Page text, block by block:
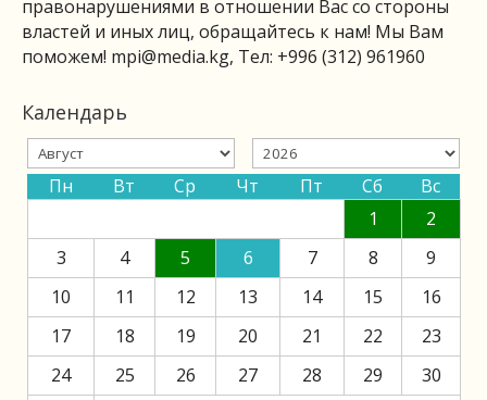
правонарушениями в отношении Вас со стороны
властей и иных лиц, обращайтесь к нам! Мы Вам
поможем! mpi@media.kg, Тел: +996 (312) 961960
Календарь
Пн Вт Ср Чт Пт Сб
Вс
1
2
3
4 5 6 7 8
9
10
11 12 13 14 15
16
17
18 19 20 21 22
23
24
25 26 27 28 29
30